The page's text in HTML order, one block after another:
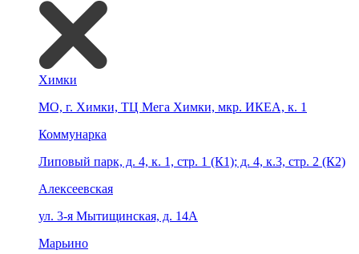
Химки
МО, г. Химки, ТЦ Мега Химки, мкр. ИКЕА, к. 1
Коммунарка
Липовый парк, д. 4, к. 1, стр. 1 (К1); д. 4, к.3, стр. 2 (К2)
Алексеевская
ул. 3-я Мытищинская, д. 14А
Марьино